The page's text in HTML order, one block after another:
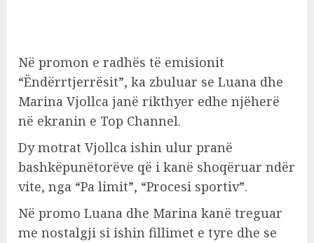
Në promon e radhës të emisionit
“Ëndërrtjerrësit”, ka zbuluar se Luana dhe
Marina Vjollca janë rikthyer edhe njëherë
në ekranin e Top Channel.
Dy motrat Vjollca ishin ulur pranë
bashkëpunëtorëve që i kanë shoqëruar ndër
vite, nga “Pa limit”, “Procesi sportiv”.
Në promo Luana dhe Marina kanë treguar
me nostalgji si ishin fillimet e tyre dhe se